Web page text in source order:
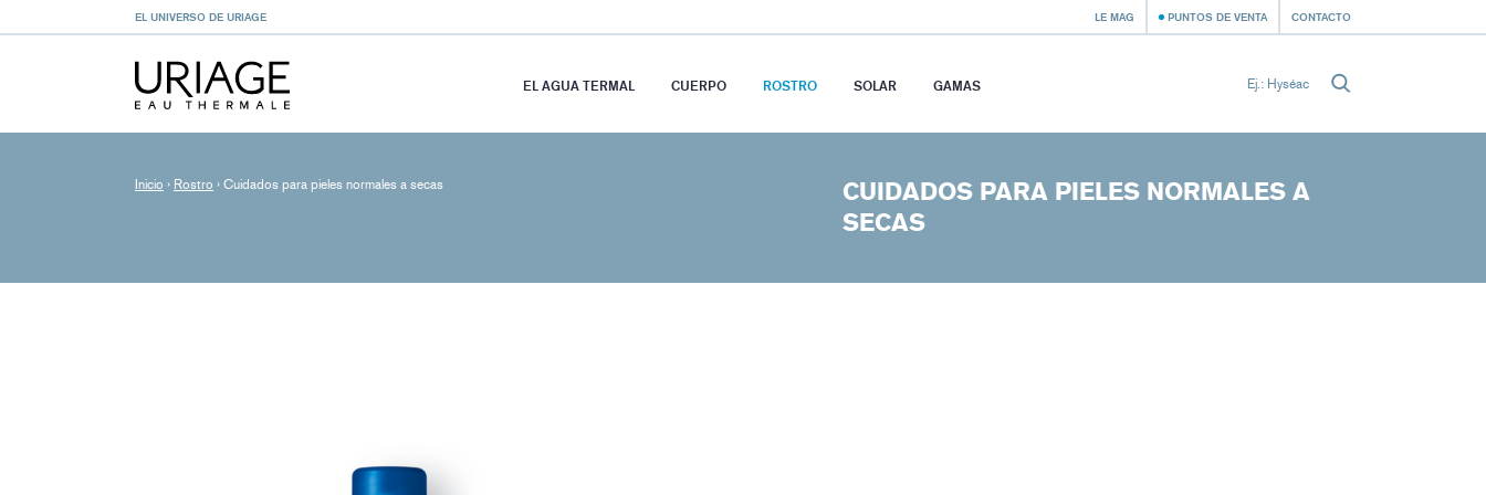
EL UNIVERSO DE URIAGE LE MAG PUNTOS DE VENTA CONTACTO
EL AGUA TERMAL CUERPO ROSTRO SOLAR GAMAS
Inicio › Rostro › Cuidados para pieles normales a secas
CUIDADOS PARA PIELES NORMALES A
SECAS